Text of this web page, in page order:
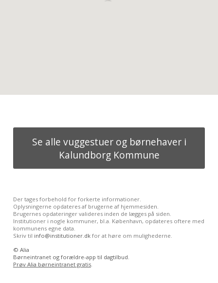
Se alle vuggestuer og børnehaver i
Kalundborg Kommune
Der tages forbehold for forkerte informationer.
Oplysningerne opdateres af brugerne af hjemmesiden.
Brugernes opdateringer valideres inden de lægges på siden.
Institutioner i nogle kommuner, bl.a. København, opdateres oftere med
kommunens egne data.
Skriv til info@institutioner.dkfor at høre om mulighederne.
© Alia
Børneintranet og forældre-app til dagtilbud.
Prøv Alia børneintranet gratis.